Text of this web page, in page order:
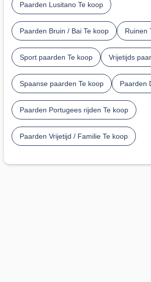
Paarden Lusitano Te koop
Paarden Bruin / Bai Te koop Ruinen
Sport paarden Te koop Vrijetijds
Spaanse paarden Te koop Paarden
Paarden Portugees rijden Te koop
Paarden Vrijetijd / Familie Te koop